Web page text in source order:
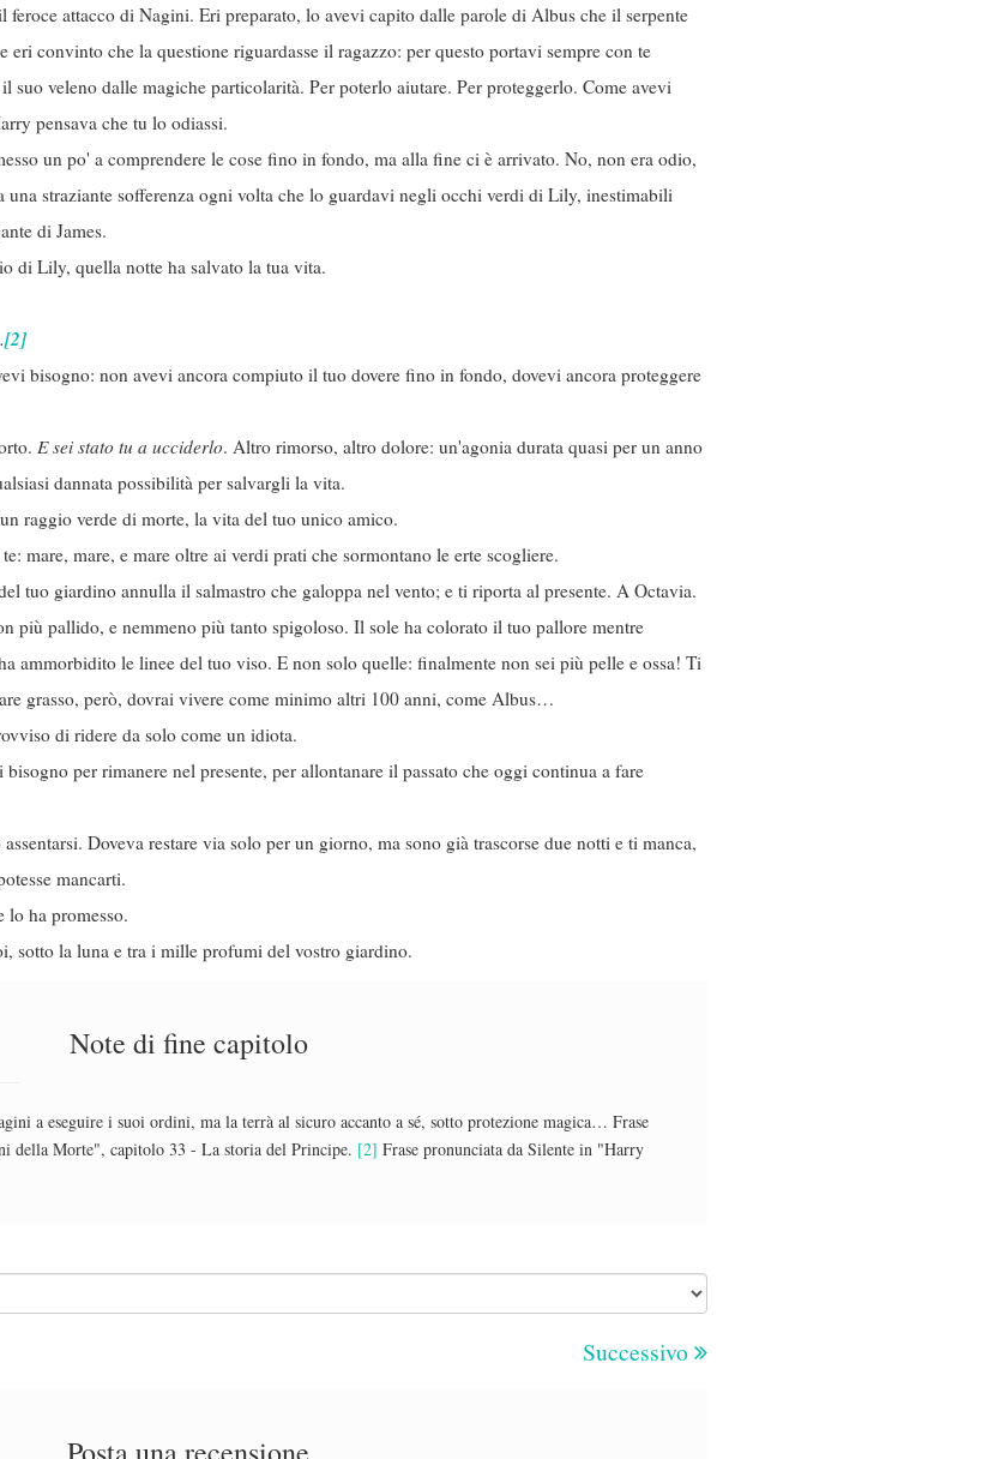
attacco di Nagini. Eri preparato, lo avevi capito dalle parole di Albus che il serpente
eri convinto che la questione riguardasse il ragazzo: per questo portavi sempre con te
suo veleno dalle magiche particolarità. Per poterlo aiutare. Per proteggerlo. Come avevi
pensava che tu lo odiassi.
un po' a comprendere le cose fino in fondo, ma alla fine ci è arrivato. No, non era odio,
straziante sofferenza ogni volta che lo guardavi negli occhi verdi di Lily, inestimabili
di James.
di Lily, quella notte ha salvato la tua vita.
[2]
bisogno: non avevi ancora compiuto il tuo dovere fino in fondo, dovevi ancora proteggere
E sei stato tu a ucciderlo. Altro rimorso, altro dolore: un'agonia durata quasi per un anno
dannata possibilità per salvargli la vita.
raggio verde di morte, la vita del tuo unico amico.
mare, mare, e mare oltre ai verdi prati che sormontano le erte scogliere.
tuo giardino annulla il salmastro che galoppa nel vento; e ti riporta al presente. A Octavia.
più pallido, e nemmeno più tanto spigoloso. Il sole ha colorato il tuo pallore mentre
ammorbidito le linee del tuo viso. E non solo quelle: finalmente non sei più pelle e ossa! Ti
grasso, però, dovrai vivere come minimo altri 100 anni, come Albus…
di ridere da solo come un idiota.
per rimanere nel presente, per allontanare il passato che oggi continua a fare
Doveva restare via solo per un giorno, ma sono già trascorse due notti e ti manca,
mancarti.
lo ha promesso.
sotto la luna e tra i mille profumi del vostro giardino.
Note di fine capitolo
a eseguire i suoi ordini, ma la terrà al sicuro accanto a sé, sotto protezione magica… Frase
della Morte", capitolo 33 - La storia del Principe. [2] Frase pronunciata da Silente in "Harry
Successivo